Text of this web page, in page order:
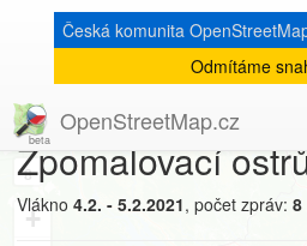
Česká komunita
Odmítáme
OpenStreetMap.cz
8
+
« zpět na výpis
[Talk-cz]
Zpomalovací
Vlákno 4.2. - 5.2.2021, počet zpráv: 8